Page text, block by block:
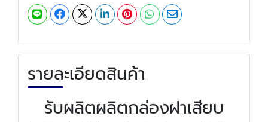
รายละเอียดสินค้า
รับผลิตผลิตกล่องฝาเสียบ